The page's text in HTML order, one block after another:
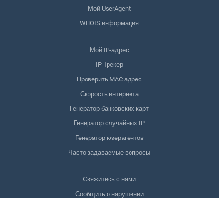
Мой UserAgent
WHOIS информация
Мой IP-адрес
IP Трекер
Проверить MAC адрес
Скорость интернета
Генератор банковских карт
Генератор случайных IP
Генератор юзерагентов
Часто задаваемые вопросы
Свяжитесь с нами
Сообщить о нарушении